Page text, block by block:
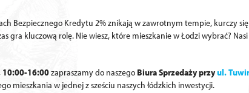
Bezpiecznego Kredytu 2% znikają w zawrotnym tempie, kurczy
gra kluczową rolę. Nie wiesz, które mieszkanie w Łodzi wybrać?
10:00-16:00zapraszamy do naszego Biura Sprzedaży przyul.
mieszkania w jednej z sześciu naszych łódzkich inwestycji.